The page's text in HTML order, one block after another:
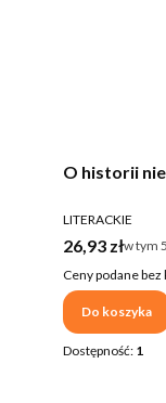
O historii
PRODUCENT
LITERACKIE
Cena brutto
26,93 złw tym
w tym
Ceny podane
Do koszyka
Dostępność: 1